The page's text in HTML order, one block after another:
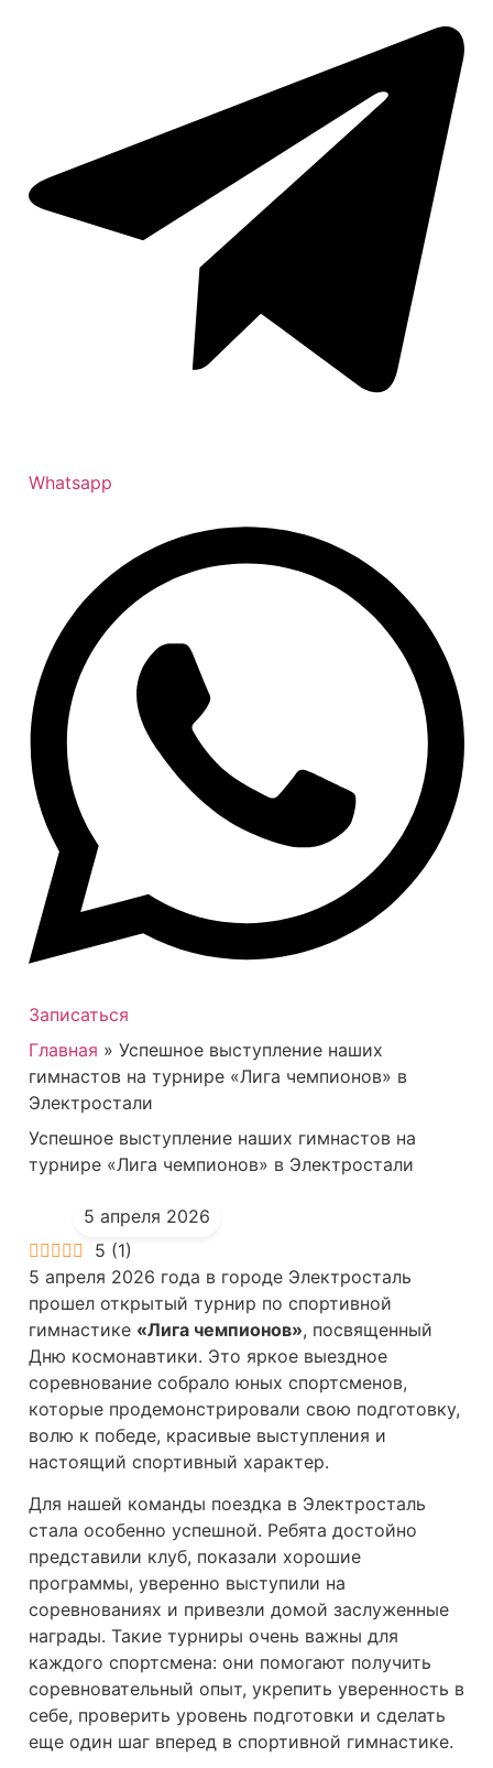
Whatsapp
Записаться
Главная » Успешное выступление наших
гимнастов на турнире «Лига чемпионов» в
Электростали
Успешное выступление наших гимнастов на
турнире «Лига чемпионов» в Электростали
5 апреля 2026
5 (1)
5 апреля 2026 года в городе Электросталь
прошел открытый турнир по спортивной
гимнастике «Лига чемпионов», посвященный
Дню космонавтики. Это яркое выездное
соревнование собрало юных спортсменов,
которые продемонстрировали свою подготовку,
волю к победе, красивые выступления и
настоящий спортивный характер.
Для нашей команды поездка в Электросталь
стала особенно успешной. Ребята достойно
представили клуб, показали хорошие
программы, уверенно выступили на
соревнованиях и привезли домой заслуженные
награды. Такие турниры очень важны для
каждого спортсмена: они помогают получить
соревновательный опыт, укрепить уверенность в
себе, проверить уровень подготовки и сделать
еще один шаг вперед в спортивной гимнастике.